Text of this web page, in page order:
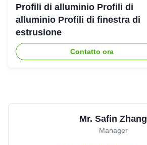
Profili di alluminio Profili di
alluminio Profili di finestra di
estrusione
Contatto ora
Mr. Safin Zhang
Manager